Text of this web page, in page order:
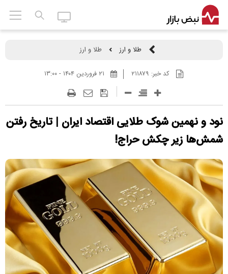
طلا و ارز طلا و ارز
کد خبر: ۲۱۱۸۷۹
نود و نهمین شوک طلایی اقتصاد ایران | تاریخ رفتن
شمش‌ها زیر چکش حراج!